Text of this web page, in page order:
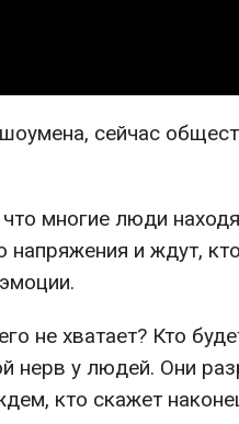
сейчас
многие люди
напряжения и ждут,
не хватает? Кто
нерв у людей. Они
кто скажет